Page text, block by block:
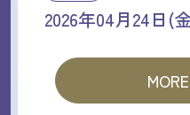
2026年04月24日(
MORE